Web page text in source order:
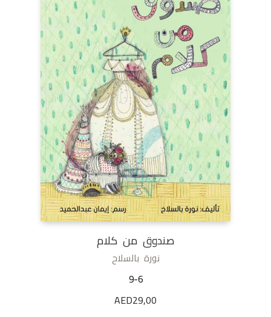
صندوق من كلام
نورة بالسلاح
9-6
AED29,00